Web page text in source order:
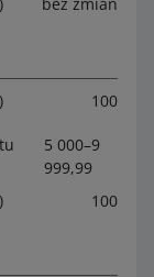
100
5 000–9
999,99
100